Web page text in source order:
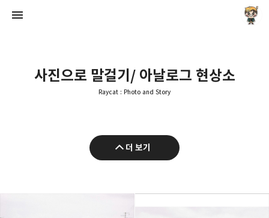
사진으로 말걸기/ 아날로그 현상소
Raycat : Photo and Story
더 보기
Raycat : Photo and Story
Raycat